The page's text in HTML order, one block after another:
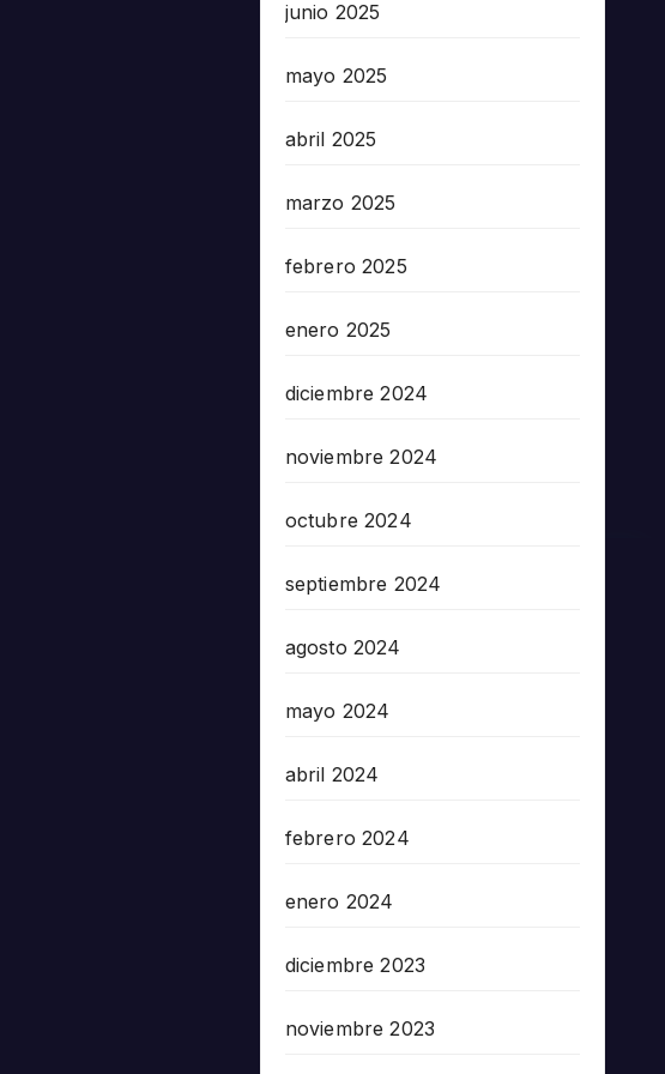
junio 2025
mayo 2025
abril 2025
marzo 2025
febrero 2025
enero 2025
diciembre 2024
noviembre 2024
octubre 2024
septiembre 2024
agosto 2024
mayo 2024
abril 2024
febrero 2024
enero 2024
diciembre 2023
noviembre 2023